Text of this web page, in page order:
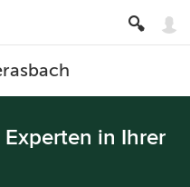
in Ihrer